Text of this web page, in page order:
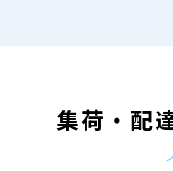
集荷・配